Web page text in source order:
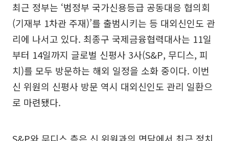
최근 정부는 ‘범정부 국가신용등급 공동대응 협의회
(기재부 1차관 주재)’를 출범시키는 등 대외신인도 관
리에 나서고 있다. 최종구 국제금융협력대사는 11일
부터 14일까지 글로벌 신평사 3사(S&P, 무디스, 피
치)를 모두 방문하는 해외 일정을 소화 중이다. 이번
신 위원의 신평사 방문 역시 대외신인도 관리 일환으
로 마련됐다.